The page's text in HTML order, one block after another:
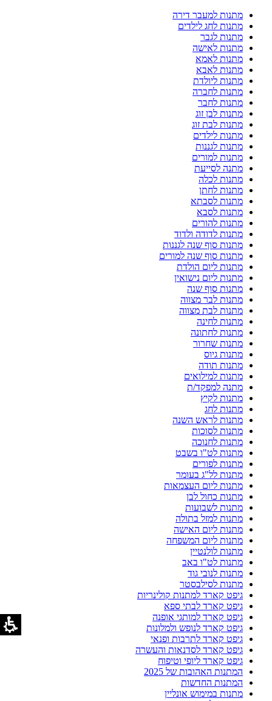
מתנות למעבר דירה
מתנות לחג לילדים
מתנות לגבר
מתנות לאישה
מתנות לאמא
מתנות לאבא
מתנות ליולדת
מתנות לחברה
מתנות לחבר
מתנות לבן זוג
מתנות לבת זוג
מתנות לילדים
מתנות לגננות
מתנות למורים
מתנה לסייעת
מתנות לכלה
מתנות לחתן
מתנות לסבתא
מתנות לסבא
מתנות להורים
מתנות לדודה ולדוד
מתנות סוף שנה לגננות
מתנות סוף שנה למורים
מתנות ליום הולדת
מתנות ליום נישואין
מתנות סוף שנה
מתנות לבר מצווה
מתנות לבת מצווה
מתנות לחינה
מתנות לחתונה
מתנות שחרור
מתנות גיוס
מתנות תודה
מתנות למילואים
מתנה למפקד/ת
מתנות לקיץ
מתנות לחג
מתנות לראש השנה
מתנות לסוכות
מתנות לחנוכה
מתנות לט"ו בשבט
מתנות לפורים
מתנות לל"ג בעומר
מתנות ליום העצמאות
מתנות כחול לבן
מתנות לשבועות
מתנות למזל בתולה
מתנות ליום האישה
מתנות ליום המשפחה
מתנות לולנטיין
מתנות לט"ו באב
מתנות לנובי גוד
מתנות לסילבסטר
גיפט קארד למתנות קולינריות
גיפט קארד לבתי ספא
גיפט קארד למותגי אופנה
גיפט קארד לנופש ולמלונות
גיפט קארד לתרבות ופנאי
גיפט קארד לסדנאות והעשרה
גיפט קארד ליופי וטיפוח
המתנות האהובות של 2025
המתנות החדשות
מתנות במימוש אונליין